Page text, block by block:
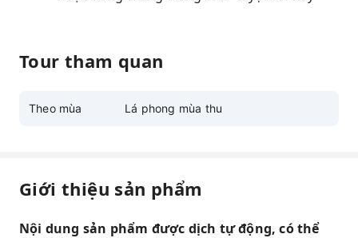
Tour tham quan
Theo mùa Lá phong mùa thu
Giới thiệu sản phẩm
Nội dung sản phẩm được dịch tự động, có thể